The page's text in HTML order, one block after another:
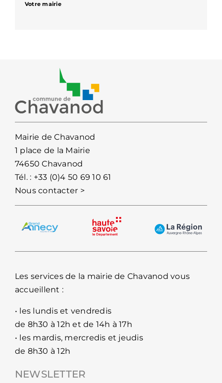
Votre mairie
Mairie de Chavanod
1 place de la Mairie
74650 Chavanod
Tél. : +33 (0)4 50 69 10 61
Nous contacter >
Les services de la mairie de Chavanod vous
accueillent :
• les lundis et vendredis
de 8h30 à 12h et de 14h à 17h
• les mardis, mercredis et jeudis
de 8h30 à 12h
NEWSLETTER